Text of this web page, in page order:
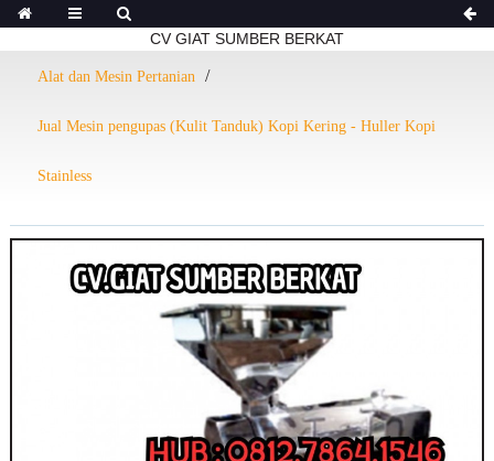
CV GIAT SUMBER BERKAT
Alat dan Mesin Pertanian
Jual Mesin pengupas (Kulit Tanduk) Kopi Kering - Huller Kopi
Stainless